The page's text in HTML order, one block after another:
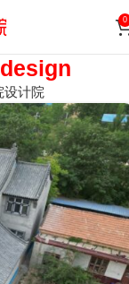
0
设计院